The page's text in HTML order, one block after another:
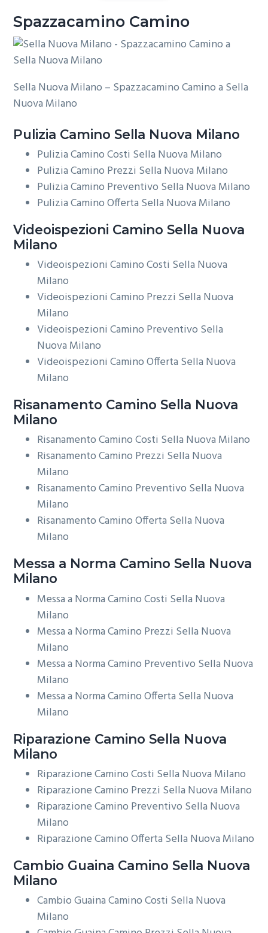
Spazzacamino Camino
Sella Nuova Milano – Spazzacamino Camino a Sella
Nuova Milano
Pulizia Camino Sella Nuova Milano
Pulizia Camino Costi Sella Nuova Milano
Pulizia Camino Prezzi Sella Nuova Milano
Pulizia Camino Preventivo Sella Nuova Milano
Pulizia Camino Offerta Sella Nuova Milano
Videoispezioni Camino Sella Nuova
Milano
Videoispezioni Camino Costi Sella Nuova
Milano
Videoispezioni Camino Prezzi Sella Nuova
Milano
Videoispezioni Camino Preventivo Sella
Nuova Milano
Videoispezioni Camino Offerta Sella Nuova
Milano
Risanamento Camino Sella Nuova
Milano
Risanamento Camino Costi Sella Nuova Milano
Risanamento Camino Prezzi Sella Nuova
Milano
Risanamento Camino Preventivo Sella Nuova
Milano
Risanamento Camino Offerta Sella Nuova
Milano
Messa a Norma Camino Sella Nuova
Milano
Messa a Norma Camino Costi Sella Nuova
Milano
Messa a Norma Camino Prezzi Sella Nuova
Milano
Messa a Norma Camino Preventivo Sella Nuova
Milano
Messa a Norma Camino Offerta Sella Nuova
Milano
Riparazione Camino Sella Nuova
Milano
Riparazione Camino Costi Sella Nuova Milano
Riparazione Camino Prezzi Sella Nuova Milano
Riparazione Camino Preventivo Sella Nuova
Milano
Riparazione Camino Offerta Sella Nuova Milano
Cambio Guaina Camino Sella Nuova
Milano
Cambio Guaina Camino Costi Sella Nuova
Milano